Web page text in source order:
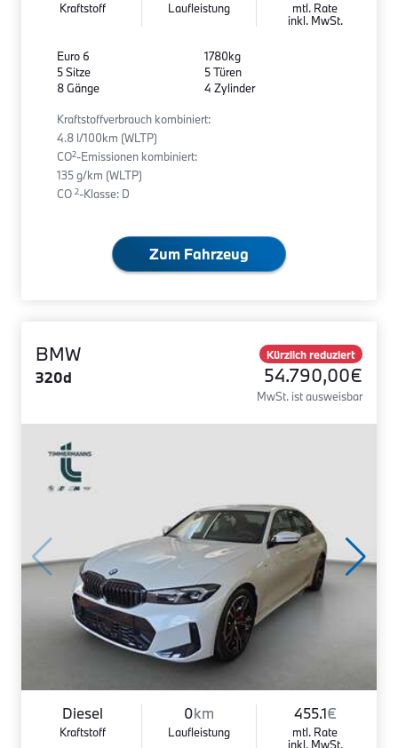
Kraftstoff Laufleistung
mtl. Rate
inkl. MwSt.
Euro 6
5 Sitze
8 Gänge
1780kg
5 Türen
4 Zylinder
Kraftstoffverbrauch kombiniert:
4.8 l/100km (WLTP)
CO2-Emissionen kombiniert:
135 g/km (WLTP)
CO 2-Klasse: D
Zum Fahrzeug
BMW
320d
Kürzlich reduziert
54.790,00€
MwSt. ist ausweisbar
Diesel
Kraftstoff
0km
Laufleistung
455.1€
mtl. Rate
inkl. MwSt.